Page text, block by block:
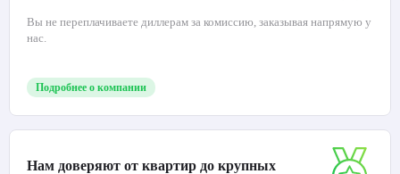
Вы не переплачиваете диллерам за комиссию, заказывая напрямую у
нас.
Подробнее о компании
Нам доверяют от квартир до крупных